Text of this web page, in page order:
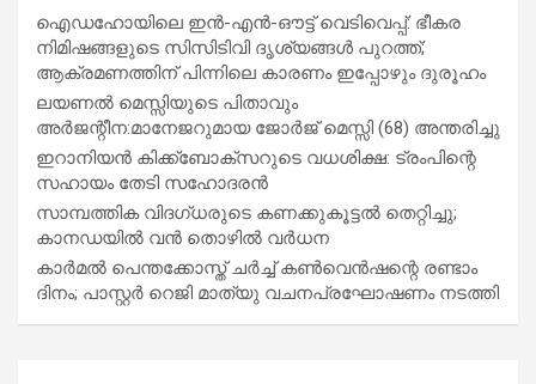
ഐഡഹോയിലെ ഇൻ-എൻ-ഔട്ട് വെടിവെപ്പ്: ഭീകര
നിമിഷങ്ങളുടെ സിസിടിവി ദൃശ്യങ്ങൾ പുറത്ത്;
ആക്രമണത്തിന് പിന്നിലെ കാരണം ഇപ്പോഴും ദുരൂഹം
ലയണൽ മെസ്സിയുടെ പിതാവും
അർജന്റീന:മാനേജറുമായ ജോർജ് മെസ്സി (68) അന്തരിച്ചു
ഇറാനിയൻ കിക്ക്ബോക്സറുടെ വധശിക്ഷ: ട്രംപിന്റെ
സഹായം തേടി സഹോദരൻ
സാമ്പത്തിക വിദഗ്ധരുടെ കണക്കുകൂട്ടൽ തെറ്റിച്ചു;
കാനഡയിൽ വൻ തൊഴിൽ വർധന
കാർമൽ പെന്തക്കോസ്ത് ചർച്ച് കൺവെൻഷന്റെ രണ്ടാം
ദിനം; പാസ്റ്റർ റെജി മാത്യു വചനപ്രഘോഷണം നടത്തി